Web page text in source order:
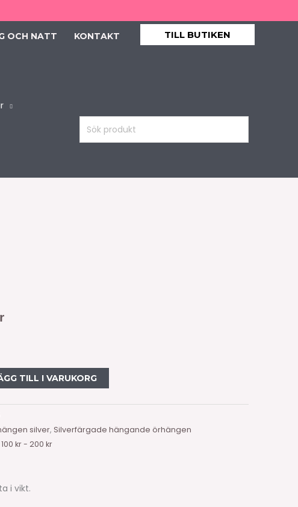
OCH NATT KONTAKT TILL BUTIKEN
Sök
produkt
Det
är:
50,00 kr.
TILL I VARUKORG
silver, Silverfärgade hängande örhängen
kr - 200 kr
i vikt.